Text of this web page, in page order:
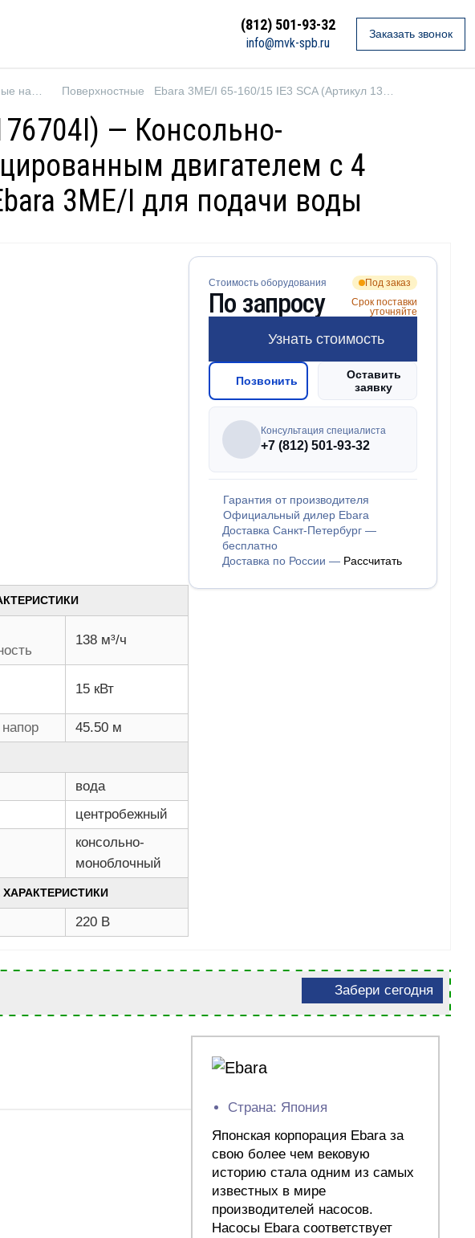
(812) 501-93-32
info@mvk-spb.ru
Заказать звонок
Поверхностные
— Консольно-
двигателем с 4
3ME/I для подачи воды
138 м³/ч
15 кВт
45.50 м
вода
центробежный
консольно-
моноблочный
220 В
Стоимость оборудования
По запросу
Под заказ
Срок поставки
уточняйте
Узнать стоимость
Позвонить
Оставить
заявку
Консультация специалиста
+7 (812) 501-93-32
Гарантия от производителя
Официальный дилер Ebara
Доставка Санкт-Петербург —
бесплатно
Доставка по России — Рассчитать
Забери сегодня
Страна: Япония
Японская корпорация Ebara за
свою более чем вековую
историю стала одним из самых
известных в мире
производителей насосов.
Насосы Ebara соответствует